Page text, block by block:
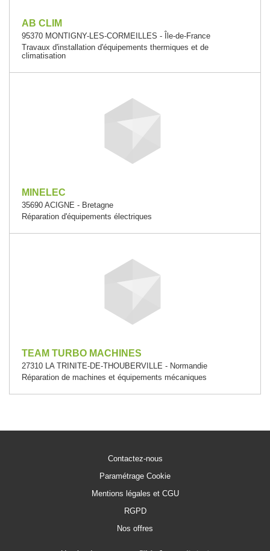
AB CLIM
95370 MONTIGNY-LES-CORMEILLES - Île-de-France
Travaux d'installation d'équipements thermiques et de
climatisation
MINELEC
35690 ACIGNE - Bretagne
Réparation d'équipements électriques
TEAM TURBO MACHINES
27310 LA TRINITE-DE-THOUBERVILLE - Normandie
Réparation de machines et équipements mécaniques
Contactez-nous
Paramétrage Cookie
Mentions légales et CGU
RGPD
Nos offres